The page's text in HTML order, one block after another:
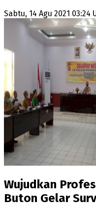
Sabtu, 14 Agu 2021 03:24
Wujudkan
Buton Gelar